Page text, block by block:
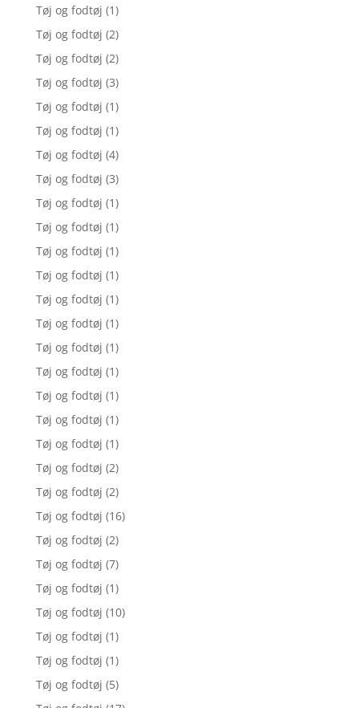
Tøj og fodtøj (1)
Tøj og fodtøj (2)
Tøj og fodtøj (2)
Tøj og fodtøj (3)
Tøj og fodtøj (1)
Tøj og fodtøj (1)
Tøj og fodtøj (4)
Tøj og fodtøj (3)
Tøj og fodtøj (1)
Tøj og fodtøj (1)
Tøj og fodtøj (1)
Tøj og fodtøj (1)
Tøj og fodtøj (1)
Tøj og fodtøj (1)
Tøj og fodtøj (1)
Tøj og fodtøj (1)
Tøj og fodtøj (1)
Tøj og fodtøj (1)
Tøj og fodtøj (1)
Tøj og fodtøj (2)
Tøj og fodtøj (2)
Tøj og fodtøj (16)
Tøj og fodtøj (2)
Tøj og fodtøj (7)
Tøj og fodtøj (1)
Tøj og fodtøj (10)
Tøj og fodtøj (1)
Tøj og fodtøj (1)
Tøj og fodtøj (5)